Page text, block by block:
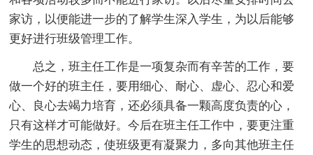
家访，以便能进一步的了解学生深入学生，为以后能够
更好进行班级管理工作。
总之，班主任工作是一项复杂而有辛苦的工作，要
做一个好的班主任，要用细心、耐心、虚心、忍心和爱
心、良心去竭力培育，还必须具备一颗高度负责的心，
只有这样才可能做好。今后在班主任工作中，要更注重
学生的思想动态，使班级更有凝聚力，多向其他班主任